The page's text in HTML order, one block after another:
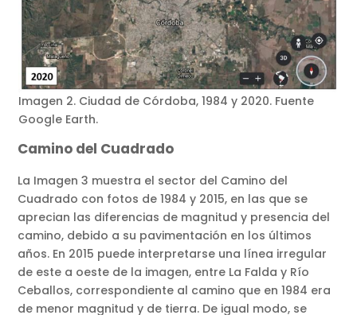
Imagen 2. Ciudad de Córdoba, 1984 y 2020. Fuente
Google Earth.
Camino del Cuadrado
La Imagen 3 muestra el sector del Camino del
Cuadrado con fotos de 1984 y 2015, en las que se
aprecian las diferencias de magnitud y presencia del
camino, debido a su pavimentación en los últimos
años. En 2015 puede interpretarse una línea irregular
de este a oeste de la imagen, entre La Falda y Río
Ceballos, correspondiente al camino que en 1984 era
de menor magnitud y de tierra. De igual modo, se